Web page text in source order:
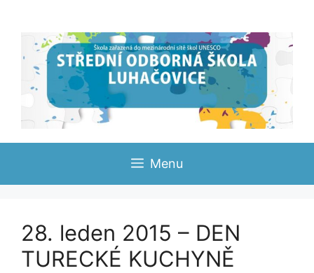
Menu
28. leden 2015 – DEN
TURECKÉ KUCHYNĚ